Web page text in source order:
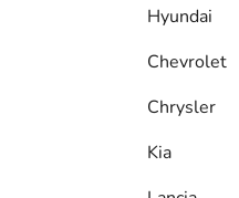
Hyundai
Chevrolet
Chrysler
Kia